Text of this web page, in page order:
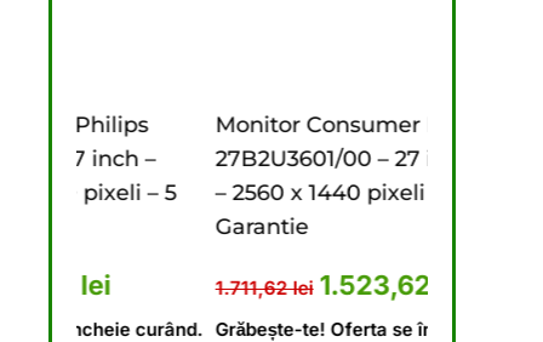
fost: 1.341,62 lei.
curent este: 1.174,23 lei.
Monitor Consumer Philips
27B2U3601/00 – 27 inch – Black
– 2560 x 1440 pixeli – 3 ani
1.711,62 Prețul inițial a fost: 1.711,62
1.523,62leiPrețul curent
Grăbește-te! Oferta se încheie curând.